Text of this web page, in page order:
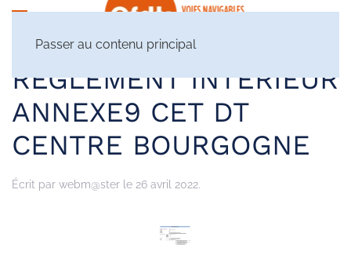
Passer au contenu principal
RÈGLEMENT INTÉRIEUR
ANNEXE9 CET DT
CENTRE BOURGOGNE
Écrit par webm@ster le 26 avril 2022.